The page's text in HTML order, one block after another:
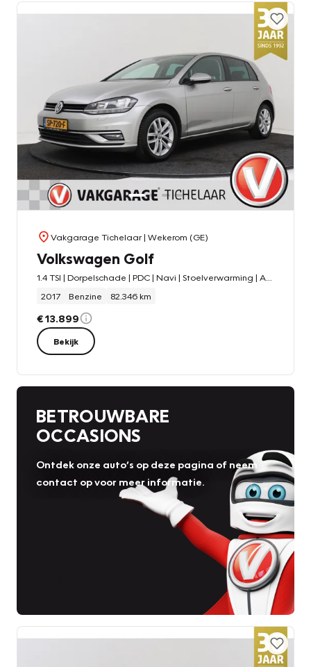
Vakgarage Tichelaar| Wekerom (GE)
Volkswagen Golf
2017
Benzine 82.346 km
€ 13.899
Bekijk
BETROUWBARE
OCCASIONS
Ontdek onze auto’s op deze pagina of neem
contact op voor meer informatie.